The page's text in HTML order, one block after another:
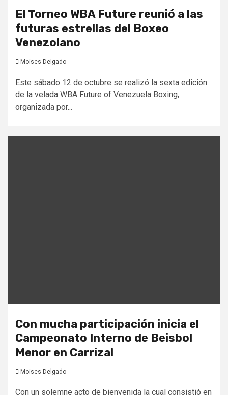
El Torneo WBA Future reunió a las
futuras estrellas del Boxeo
Venezolano
Moises Delgado
Este sábado 12 de octubre se realizó la sexta edición
de la velada WBA Future of Venezuela Boxing,
organizada por...
Con mucha participación inicia el
Campeonato Interno de Beisbol
Menor en Carrizal
Moises Delgado
Con un solemne acto de bienvenida la cual consistió en